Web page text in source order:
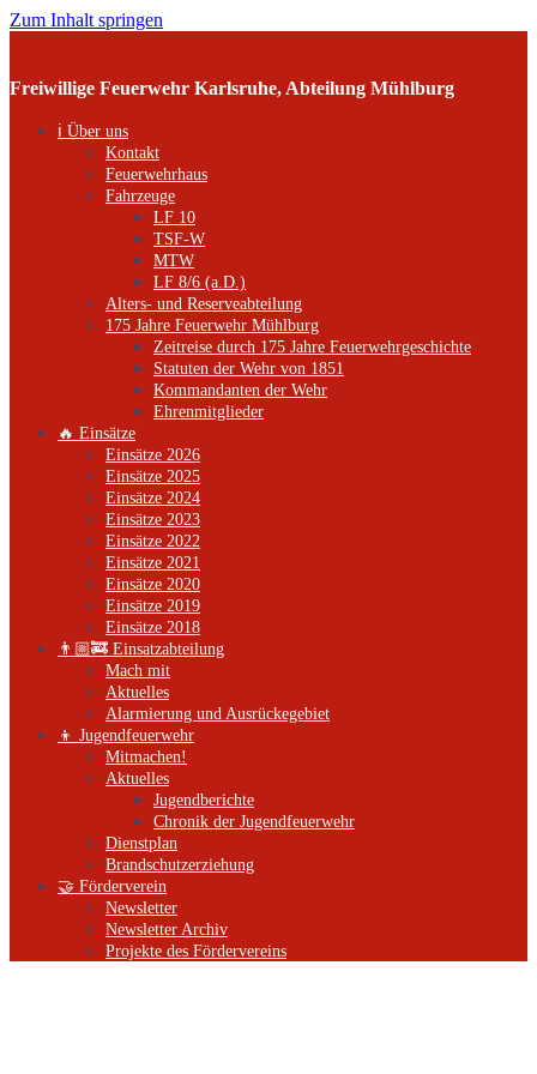
Zum Inhalt springen
Freiwillige Feuerwehr Karlsruhe, Abteilung Mühlburg
ℹ️ Über uns
Kontakt
Feuerwehrhaus
Fahrzeuge
LF 10
TSF-W
MTW
LF 8/6 (a.D.)
Alters- und Reserveabteilung
175 Jahre Feuerwehr Mühlburg
Zeitreise durch 175 Jahre Feuerwehrgeschichte
Statuten der Wehr von 1851
Kommandanten der Wehr
Ehrenmitglieder
🔥 Einsätze
Einsätze 2026
Einsätze 2025
Einsätze 2024
Einsätze 2023
Einsätze 2022
Einsätze 2021
Einsätze 2020
Einsätze 2019
Einsätze 2018
👨🏼‍🚒 Einsatzabteilung
Mach mit
Aktuelles
Alarmierung und Ausrückegebiet
👦 Jugendfeuerwehr
Mitmachen!
Aktuelles
Jugendberichte
Chronik der Jugendfeuerwehr
Dienstplan
Brandschutzerziehung
🤝 Förderverein
Newsletter
Newsletter Archiv
Projekte des Fördervereins